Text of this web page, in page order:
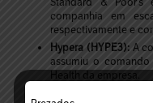
companhia em
respectivamente e
Hypera (HYPE3): A
assumiu o
Health da empresa.